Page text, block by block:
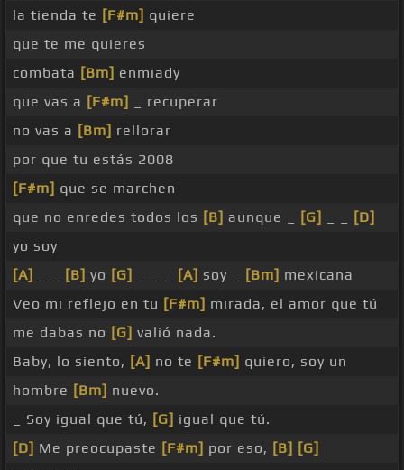
la tienda te [F#m] quiere
que te me quieres
combata [Bm] enmiady
que vas a [F#m]
_ recuperar
no vas a [Bm] rellorar
por que tu estás 2008
[F#m] que se marchen
que no enredes todos los [B] aunque _ [G]
[D]
yo soy
[A]
[B] yo [G] [A] soy _ [Bm] mexicana
Veo mi reflejo en tu [F#m] mirada, el amor que tú
me dabas no [G] valió nada.
Baby, lo siento, [A] no te [F#m] quiero, soy un
hombre [Bm] nuevo.
_ Soy igual que tú, [G] igual que tú.
[D] Me preocupaste [F#m] por eso, [B] [G]